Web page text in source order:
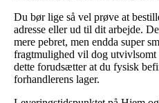
Du bør lige så vel prøve at
adresse eller ud til dit arbejde.
mere pebret, men endda super
fragtmulighed vil dog utvivlsomt
dette forudsætter at du fysisk
forhandlerens lager.